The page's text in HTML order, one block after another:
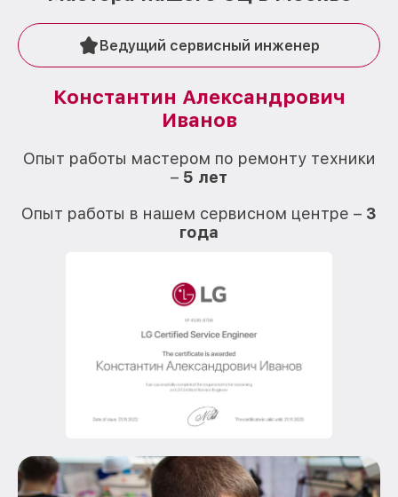
Ведущий сервисный инженер
Константин Александрович
Иванов
Опыт работы мастером по ремонту техники
– 5 лет
Опыт работы в нашем сервисном центре – 3
года